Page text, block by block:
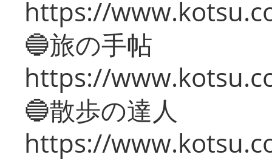
https://
🔵旅の手帖
https://
🔵散歩の達人
https://